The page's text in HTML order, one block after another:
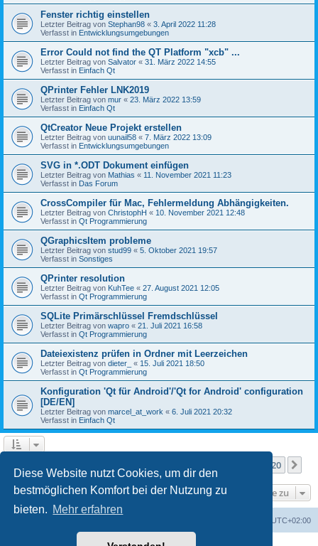
Diese Website nutzt Cookies, um dir den
bestmöglichen Komfort bei der Nutzung zu
bieten. Mehr erfahren
Fenster richtig einstellen
Letzter Beitrag von Stephan98 « 3. April 2022 11:28
Verfasst in Entwicklungsumgebungen
Error Could not find the QT Platform "xcb" ...
Letzter Beitrag von Salvator « 31. März 2022 14:55
Verfasst in Einfach Qt
QPrinter Fehler LNK2019
Letzter Beitrag von mur « 23. März 2022 13:59
Verfasst in Einfach Qt
QtCreator Neue Projekt erstellen
Letzter Beitrag von uunail58 « 7. März 2022 13:09
Verfasst in Entwicklungsumgebungen
SVG in *.ODT Dokument einfügen
Letzter Beitrag von Mathias « 11. November 2021 11:23
Verfasst in Das Forum
CrossCompiler für Mac, Fehlermeldung Abhängigkeiten.
Letzter Beitrag von ChristophH « 10. November 2021 12:48
Verfasst in Qt Programmierung
QGraphicsItem probleme
Letzter Beitrag von stud99 « 5. Oktober 2021 19:57
Verfasst in Sonstiges
QPrinter resolution
Letzter Beitrag von KuhTee « 27. August 2021 12:05
Verfasst in Qt Programmierung
SQLite Primärschlüssel Fremdschlüssel
Letzter Beitrag von wapro « 21. Juli 2021 16:58
Verfasst in Qt Programmierung
Dateiexistenz prüfen in Ordner mit Leerzeichen
Letzter Beitrag von dieter_ « 15. Juli 2021 18:50
Verfasst in Qt Programmierung
Konfiguration 'Qt für Android'/'Qt for Android' configuration
[DE/EN]
Letzter Beitrag von marcel_at_work « 6. Juli 2021 20:32
Verfasst in Einfach Qt
20
Gehe zu
UTC+02:00